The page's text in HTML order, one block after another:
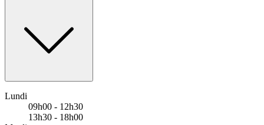
Lundi
09h00 - 12h30
13h30 - 18h00